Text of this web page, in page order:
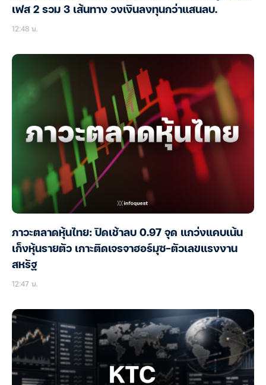
เฟส 2 รวม 3 เส้นทาง วงเงินลงทุนกว่าแสนลบ.
12:48 น.
ภาวะตลาดหุ้นไทย: ปิดเช้าลบ 0.97 จุด แกว่งแคบเน้น
เก็งหุ้นรายตัว เกาะติดเจรจาฮอร์มุซ-ตัวเลขแรงงาน
สหรัฐ
12:47 น.